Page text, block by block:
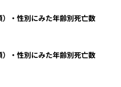
・性別にみた年齢別死亡数
・性別にみた年齢別死亡数